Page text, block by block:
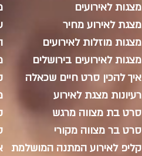
מצגות לאירועים
מצגת לאירוע מחיר
מצגות מוזלות לאירועים
מצגות לאירועים בירושלים
איך להכין סרט חיים שכאלה
רעיונות מצגת לאירוע
סרט בת מצווה מרגש
סרט בר מצווה מקורי​
קליפ לאירוע המתנה המושלמת